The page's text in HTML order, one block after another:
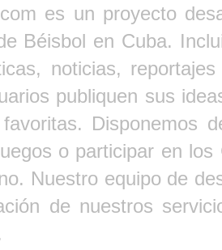
es un proyecto
Béisbol en Cuba.
noticias,
publiquen sus
Disponemos
o participar en
Nuestro equipo de
de nuestros